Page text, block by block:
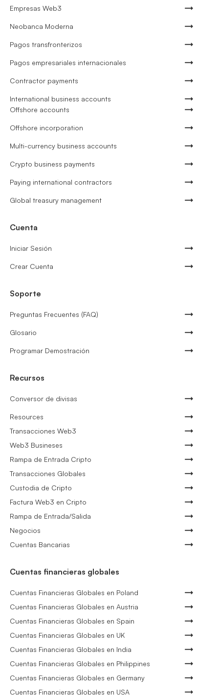
Empresas Web3
Neobanca Moderna
Pagos transfronterizos
Pagos empresariales internacionales
Contractor payments
International business accounts
Offshore accounts
Offshore incorporation
Multi-currency business accounts
Crypto business payments
Paying international contractors
Global treasury management
Cuenta
Iniciar Sesión
Crear Cuenta
Soporte
Preguntas Frecuentes (FAQ)
Glosario
Programar Demostración
Recursos
Conversor de divisas
Resources
Transacciones Web3
Web3 Busineses
Rampa de Entrada Cripto
Transacciones Globales
Custodia de Cripto
Factura Web3 en Cripto
Rampa de Entrada/Salida
Negocios
Cuentas Bancarias
Cuentas financieras globales
Cuentas Financieras Globales en Poland
Cuentas Financieras Globales en Austria
Cuentas Financieras Globales en Spain
Cuentas Financieras Globales en UK
Cuentas Financieras Globales en India
Cuentas Financieras Globales en Philippines
Cuentas Financieras Globales en Germany
Cuentas Financieras Globales en USA